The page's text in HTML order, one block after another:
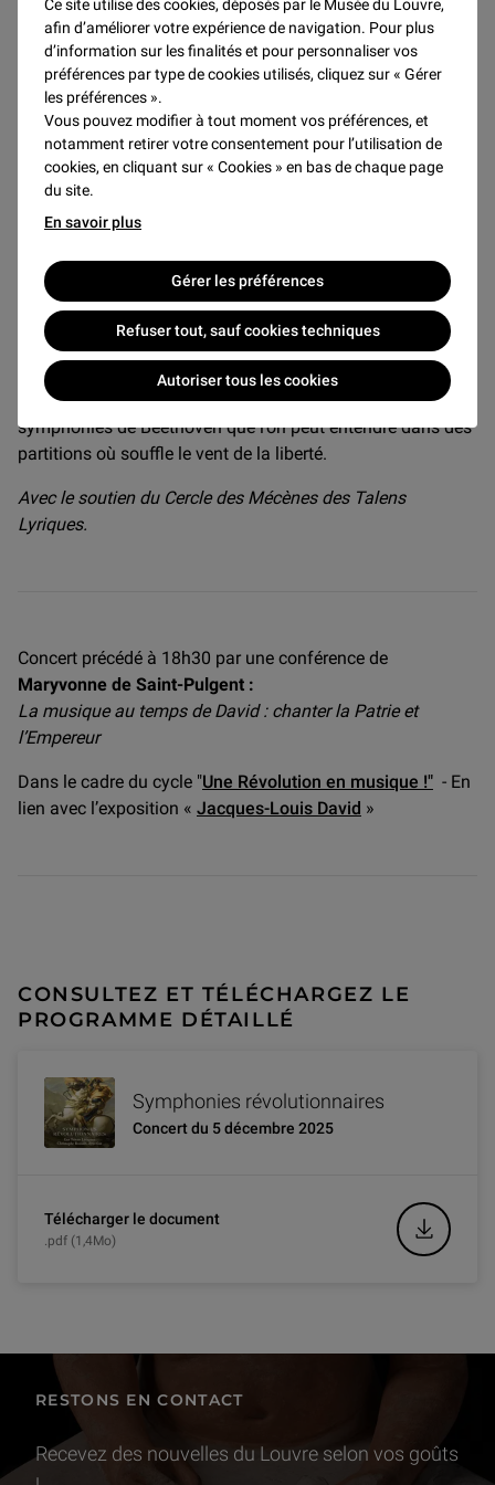
Ce site utilise des cookies, déposés par le Musée du Louvre,
afin d’améliorer votre expérience de navigation. Pour plus
d’information sur les finalités et pour personnaliser vos
préférences par type de cookies utilisés, cliquez sur « Gérer
les préférences ».
Vous pouvez modifier à tout moment vos préférences, et
notamment retirer votre consentement pour l’utilisation de
cookies, en cliquant sur « Cookies » en bas de chaque page
du site.
En savoir plus
Gérer les préférences
Refuser tout, sauf cookies techniques
Autoriser tous les cookies
cor et basson
Étienne Nicolas Méhul
Symphonie n°2 en ré majeur
À la tête de sesTalens Lyriques,Christophe Rousseta su
nous faire découvrir au fil des années quelques-unes de
plus belles perles de l’opéra du Siècle des Lumières.
Pour ce programme instrumental original, il nous propose
siècle.
Si l’influence de Haydn y est manifeste, certains musiciens
explorent d’autres voies, notamment dans le genre
typiquement parisien de la symphonie concertante illustrée
ici par une page de François Devienne, tandis que chez
Étienne Nicolas Méhul, ce sont déjà les grandes
symphonies de Beethoven que l’on peut entendre dans des
partitions où souffle le vent de la liberté.
Avec le soutien du Cercle des Mécènes des Talens
Lyriques.
Concert précédé à 18h30 par une conférence de
Maryvonne de Saint-Pulgent :
La musique au temps de David : chanter la Patrie et
l’Empereur
Dans le cadre du cycle "Une Révolution en musique !" - En
lien avec l’exposition « Jacques-Louis David »
CONSULTEZ ET TÉLÉCHARGEZ LE
PROGRAMME DÉTAILLÉ
Symphonies révolutionnaires
Concert du 5 décembre 2025
Télécharger le document
.pdf (1,4Mo)
RESTONS EN CONTACT
Recevez des nouvelles du Louvre selon vos goûts